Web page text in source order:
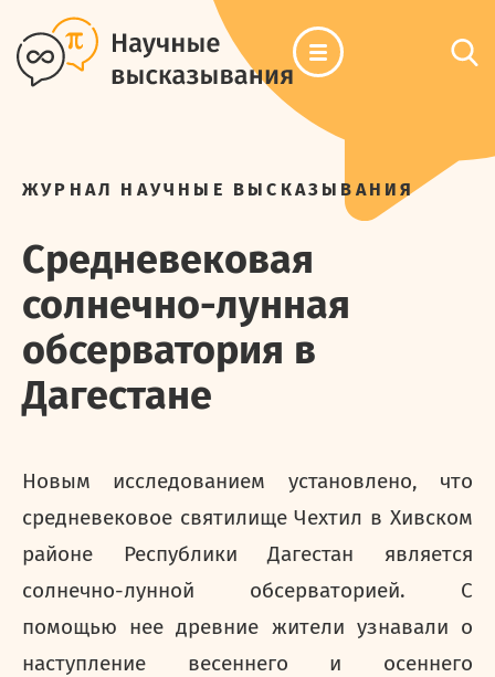
ЖУРНАЛ НАУЧНЫЕ ВЫСКАЗЫВАНИЯ
Средневековая
солнечно-лунная
обсерватория в
Дагестане
Новым исследованием установлено, что
средневековое святилище Чехтил в Хивском
районе Республики Дагестан является
солнечно-лунной обсерваторией. С
помощью нее древние жители узнавали о
наступление весеннего и осеннего